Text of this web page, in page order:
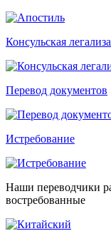
Консульская
Перевод документов
Истребование
Наши переводчики
востребованные